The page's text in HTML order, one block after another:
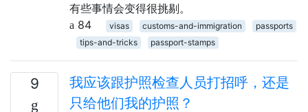
有些事情会变得很挑剔。
84
visas customs-and-immigration
passports
tips-and-tricks
passport-stamps
9
我应该跟护照检查人员打招呼，还是
只给他们我的护照？